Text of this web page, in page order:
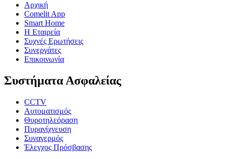
Αρχική
Comelit App
Smart Home
Η Εταιρεία
Συχνές Ερωτήσεις
Συνεργάτες
Επικοινωνία
Συστήματα Ασφαλείας
CCTV
Αυτοματισμός
Θυροτηλεόραση
Πυρανίχνευση
Συναγερμός
Έλεγχος Πρόσβασης